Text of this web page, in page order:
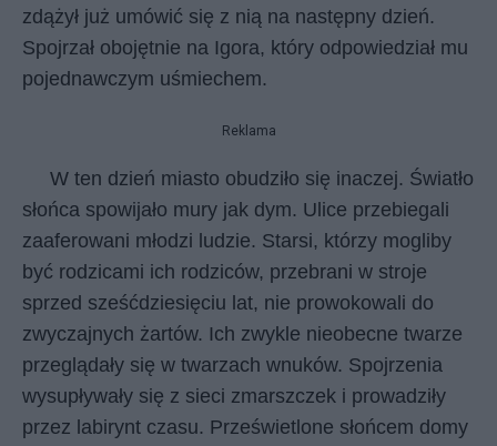
zdążył już umówić się z nią na następny dzień.
Spojrzał obojętnie na Igora, który odpowiedział mu
pojednawczym uśmiechem.
Reklama
W ten dzień miasto obudziło się inaczej. Światło
słońca spowijało mury jak dym. Ulice przebiegali
zaaferowani młodzi ludzie. Starsi, którzy mogliby
być rodzicami ich rodziców, przebrani w stroje
sprzed sześćdziesięciu lat, nie prowokowali do
zwyczajnych żartów. Ich zwykle nieobecne twarze
przeglądały się w twarzach wnuków. Spojrzenia
wysupływały się z sieci zmarszczek i prowadziły
przez labirynt czasu. Prześwietlone słońcem domy